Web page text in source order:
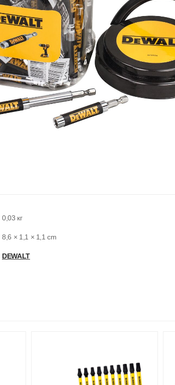
0,03 кг
8,6 × 1,1 × 1,1 cm
DEWALT